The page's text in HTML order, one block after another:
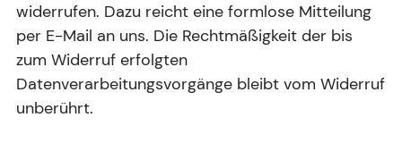
widerrufen. Dazu reicht eine formlose Mitteilung
per E-Mail an uns. Die Rechtmäßigkeit der bis
zum Widerruf erfolgten
Datenverarbeitungsvorgänge bleibt vom Widerruf
unberührt.